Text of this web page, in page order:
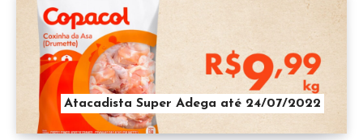
Atacadista Super Adega até 24/07/2022